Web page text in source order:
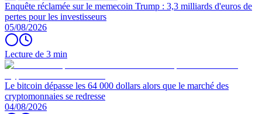
Enquête réclamée sur le memecoin Trump : 3,3 milliards d'euros de
pertes pour les investisseurs
05/08/2026
Lecture de 3 min
Le bitcoin dépasse les 64 000 dollars alors que le marché des
cryptomonnaies se redresse
04/08/2026